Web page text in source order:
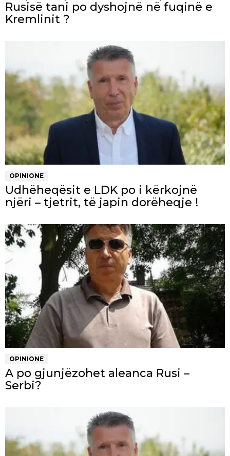
Rusisë tani po dyshojnë në fuqinë e
Kremlinit ?
OPINIONE
Udhëheqësit e LDK po i kërkojnë
njëri – tjetrit, të japin dorëheqje !
OPINIONE
A po gjunjëzohet aleanca Rusi –
Serbi?